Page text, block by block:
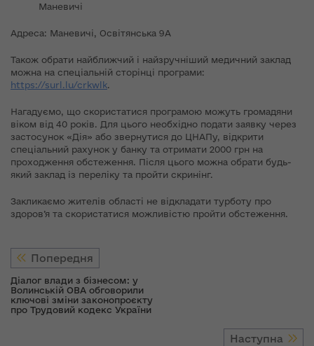
Маневичі
Адреса: Маневичі, Освітянська 9А
Також обрати найближчий і найзручніший медичний заклад
можна на спеціальній сторінці програми:
https://surl.lu/crkwlk
Нагадуємо, що скористатися програмою можуть громадяни
віком від 40 років. Для цього необхідно подати заявку через
застосунок «Дія» або звернутися до ЦНАПу, відкрити
спеціальний рахунок у банку та отримати 2000 грн на
проходження обстеження. Після цього можна обрати будь-
який заклад із переліку та пройти скринінг.
Закликаємо жителів області не відкладати турботу про
здоров’я та скористатися можливістю пройти обстеження.
Попередня
Діалог влади з бізнесом: у
Волинській ОВА обговорили
ключові зміни законопроєкту
про Трудовий кодекс України
Наступна